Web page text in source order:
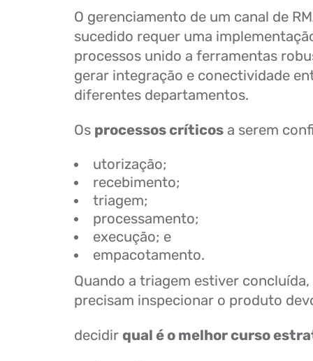
O gerenciamento de um canal de
sucedido requer uma
processos unido a ferramentas
gerar integração e conectividade
diferentes departamentos.
Os processos críticos a serem
utorização;
recebimento;
triagem;
processamento;
execução; e
empacotamento.
Quando a triagem estiver concluída,
precisam inspecionar o produto
decidir qual é o melhor curso